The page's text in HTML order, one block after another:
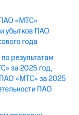
«МТС»
убытков ПАО
года
результатам
за 2025 год,
ПАО «МТС» за 2025
ПАО